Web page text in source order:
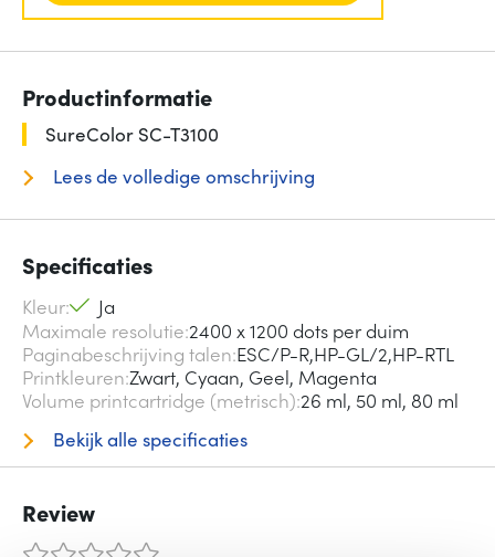
Productinformatie
SureColor SC-T3100
Lees de volledige omschrijving
Specificaties
Kleur
Ja
Maximale resolutie 2400 x 1200 dots per duim
Paginabeschrijving talen ESC/P-R,HP-GL/2,HP-RTL
Printkleuren Zwart, Cyaan, Geel, Magenta
Volume printcartridge (metrisch) 26 ml, 50 ml, 80 ml
Bekijk alle specificaties
Review